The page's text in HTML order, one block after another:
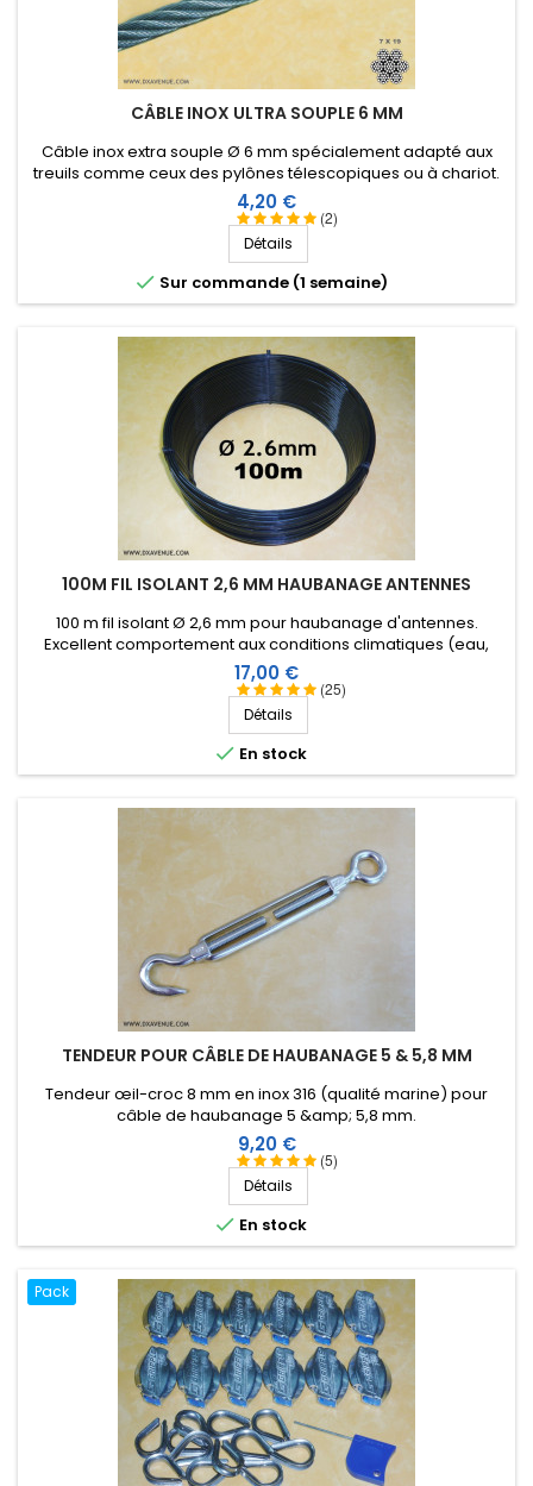
CÂBLE INOX ULTRA SOUPLE 6 MM
(2)
Câble inox extra souple Ø 6 mm spécialement adapté aux
treuils comme ceux des pylônes télescopiques ou à chariot.
Prix
4,20 €
Détails
 Sur commande (1 semaine)
100M FIL ISOLANT 2,6 MM HAUBANAGE ANTENNES
(25)
100 m fil isolant Ø 2,6 mm pour haubanage d'antennes.
Excellent comportement aux conditions climatiques (eau,
soleil, gel), résistance à la rupture élevée, très bonne
isolation HF, longévité de plus de 25 ans !
Prix
17,00 €
Détails
 En stock
TENDEUR POUR CÂBLE DE HAUBANAGE 5 & 5,8 MM
(5)
Tendeur œil-croc 8 mm en inox 316 (qualité marine) pour
câble de haubanage 5 &amp; 5,8 mm.
Prix
9,20 €
Détails
 En stock
Pack